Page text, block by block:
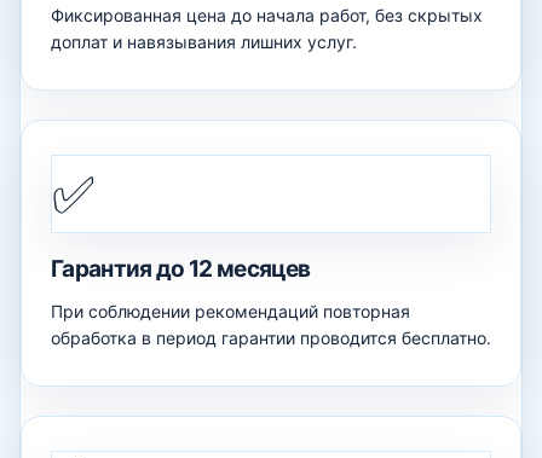
Фиксированная цена до начала работ, без скрытых
доплат и навязывания лишних услуг.
✅
Гарантия до 12 месяцев
При соблюдении рекомендаций повторная
обработка в период гарантии проводится бесплатно.